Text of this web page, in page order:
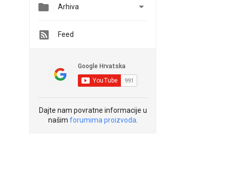
 Arhiva 
Feed
Dajte nam povratne informacije u
našim forumima proizvoda